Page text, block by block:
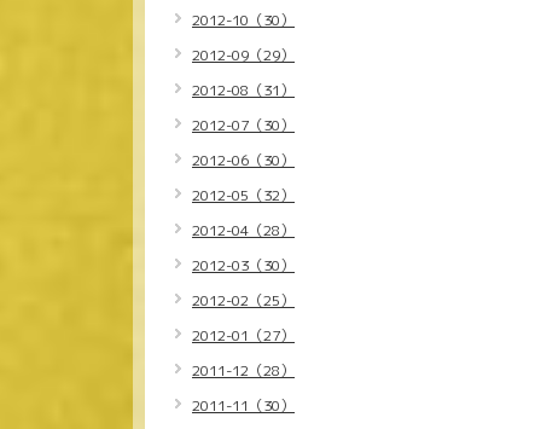
2012-10（30）
2012-09（29）
2012-08（31）
2012-07（30）
2012-06（30）
2012-05（32）
2012-04（28）
2012-03（30）
2012-02（25）
2012-01（27）
2011-12（28）
2011-11（30）